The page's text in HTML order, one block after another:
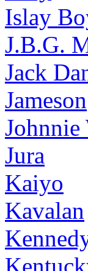
Islay
J.B.G.
Jack
Jameson
Johnnie
Jura
Kaiyo
Kavalan